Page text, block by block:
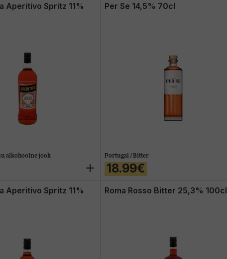
Aperitivo Spritz 11%
alkohoolne jook
Per Se 14,5% 70cl
Portugal / Bitter
18.99€
Aperitivo Spritz 11%
Roma Rosso Bitter 25,3% 100cl